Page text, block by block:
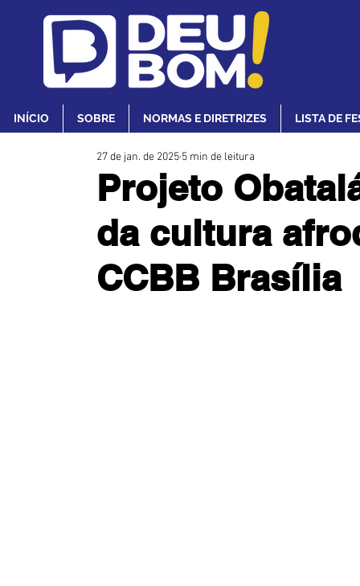
INÍCIO SOBRE NORMAS E DIRETRIZES LISTA DE
Projeto
da cultura
CCBB Brasília
27 de jan. de 2025 5 min de leitura